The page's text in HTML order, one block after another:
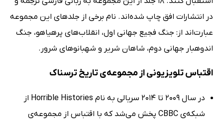
در انتشارات افق چاپ شده‌اند. نام برخی از جلدهای این مجموعه
عبارت‌اند از: جنگ فجیع جهانی اول، انقلاب‌های پرهیاهو، جنگ
اندوهبار جهانی دوم، شاهان شریر و شهبانوهای شرور.
اقتباس تلویزیونی از مجموعه‌ی تاریخ ترسناک
در سال 2009 تا 2014 سریالی به نام Horrible Histories از
شبکه‌ی CBBC پخش می‌شد که با اقتباس از مجموعه‌ی